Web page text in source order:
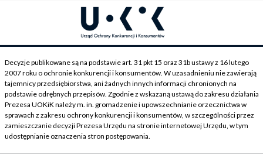
Decyzje publikowane są na podstawie art. 31 pkt 15 oraz 31b ustawy z 16 lutego
2007 roku o ochronie konkurencji i konsumentów. W uzasadnieniu nie zawierają
tajemnicy przedsiębiorstwa, ani żadnych innych informacji chronionych na
podstawie odrębnych przepisów. Zgodnie z wskazaną ustawą do zakresu działania
Prezesa UOKiK należy m. in. gromadzenie i upowszechnianie orzecznictwa w
sprawach z zakresu ochrony konkurencji i konsumentów, w szczególności przez
zamieszczanie decyzji Prezesa Urzędu na stronie internetowej Urzędu, w tym
udostępnianie oznaczenia stron postępowania.